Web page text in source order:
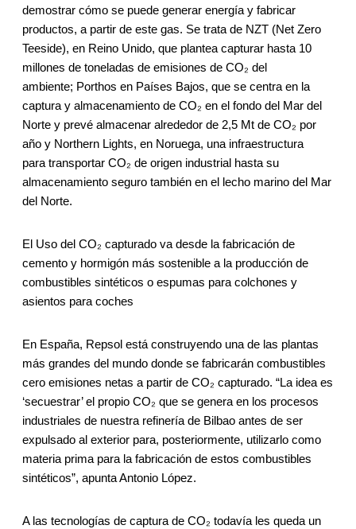
demostrar cómo se puede generar energía y fabricar
productos, a partir de este gas. Se trata de NZT (Net Zero
Teeside), en Reino Unido, que plantea capturar hasta 10
millones de toneladas de emisiones de CO₂ del
ambiente; Porthos en Países Bajos, que se centra en la
captura y almacenamiento de CO₂ en el fondo del Mar del
Norte y prevé almacenar alrededor de 2,5 Mt de CO₂ por
año y Northern Lights, en Noruega, una infraestructura
para transportar CO₂ de origen industrial hasta su
almacenamiento seguro también en el lecho marino del Mar
del Norte.
El Uso del CO₂ capturado va desde la fabricación de
cemento y hormigón más sostenible a la producción de
combustibles sintéticos o espumas para colchones y
asientos para coches
En España, Repsol está construyendo una de las plantas
más grandes del mundo donde se fabricarán combustibles
cero emisiones netas a partir de CO₂ capturado. “La idea es
‘secuestrar’ el propio CO₂ que se genera en los procesos
industriales de nuestra refinería de Bilbao antes de ser
expulsado al exterior para, posteriormente, utilizarlo como
materia prima para la fabricación de estos combustibles
sintéticos”, apunta Antonio López.
A las tecnologías de captura de CO₂ todavía les queda un